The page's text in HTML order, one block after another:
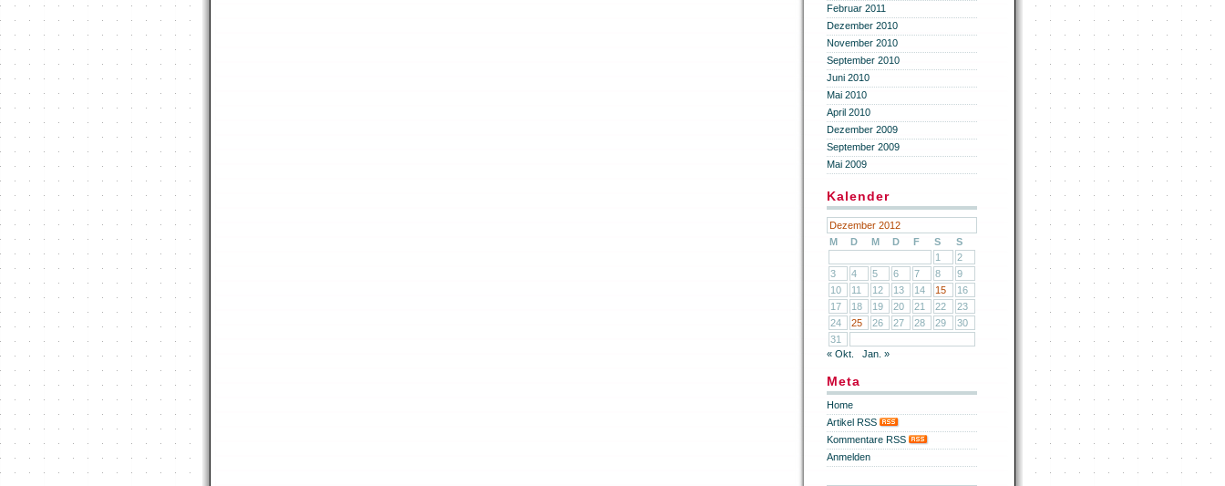
Februar 2011
Dezember 2010
November 2010
September 2010
Juni 2010
Mai 2010
April 2010
Dezember 2009
September 2009
Mai 2009
Kalender
Dezember 2012
M
D M D F S
S
1
2
3
4 5 6 7 8
9
10
11 12 13 14 15
16
17
18 19 20 21 22
23
24
25 26 27 28 29
30
31
« Okt.
Jan. »
Meta
Home
Artikel RSS
Kommentare RSS
Anmelden